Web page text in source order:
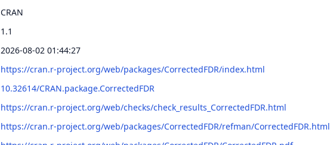
CRAN
1.1
2026-08-02 01:44:27
https://cran.r-project.org/web/packages/CorrectedFDR/index.html
10.32614/CRAN.package.CorrectedFDR
https://cran.r-project.org/web/checks/check_results_CorrectedFDR.html
https://cran.r-project.org/web/packages/CorrectedFDR/refman/CorrectedFDR.html